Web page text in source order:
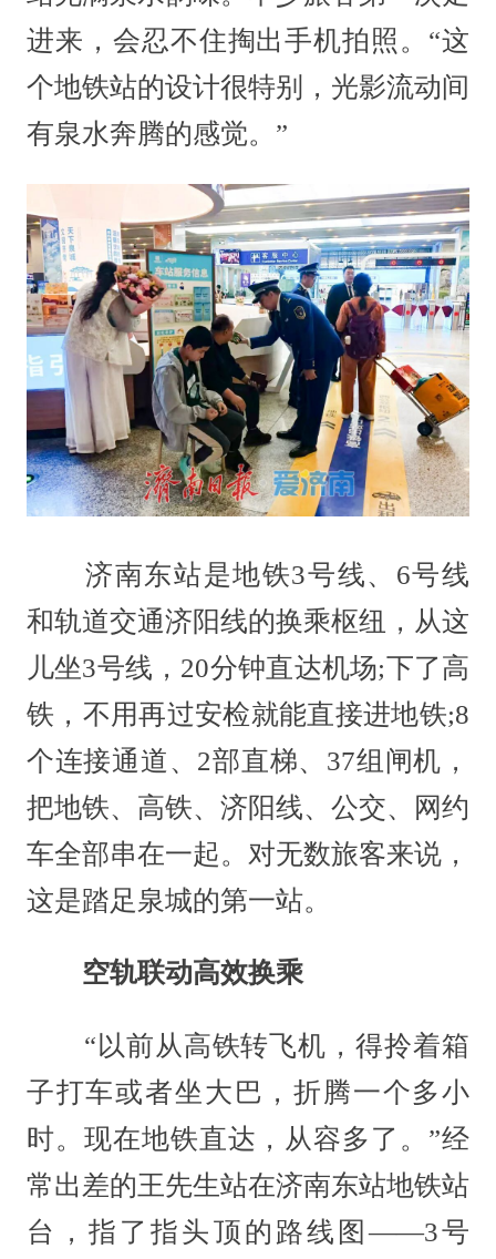
进来，会忍不住掏出手机拍照。“这
个地铁站的设计很特别，光影流动间
有泉水奔腾的感觉。”
济南东站是地铁3号线、6号线
和轨道交通济阳线的换乘枢纽，从这
儿坐3号线，20分钟直达机场;下了高
铁，不用再过安检就能直接进地铁;8
个连接通道、2部直梯、37组闸机，
把地铁、高铁、济阳线、公交、网约
车全部串在一起。对无数旅客来说，
这是踏足泉城的第一站。
空轨联动高效换乘
“以前从高铁转飞机，得拎着箱
子打车或者坐大巴，折腾一个多小
时。现在地铁直达，从容多了。”经
常出差的王先生站在济南东站地铁站
台，指了指头顶的路线图——3号